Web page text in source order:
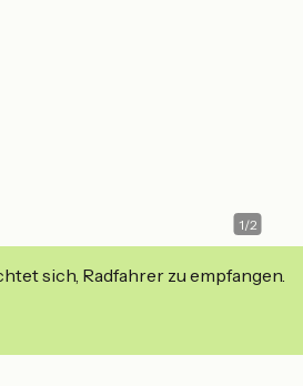
1/2
sich, Radfahrer zu empfangen.